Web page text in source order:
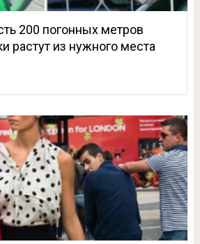
200 погонных метров
растут из нужного места